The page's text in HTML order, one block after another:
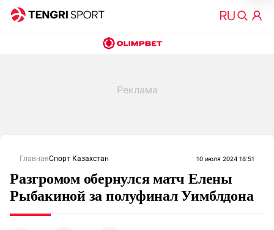
ГлавнаяСпорт Казахстан 10 июля 2024 18:51
Разгромом обернулся матч Елены
Рыбакиной за полуфинал Уимблдона